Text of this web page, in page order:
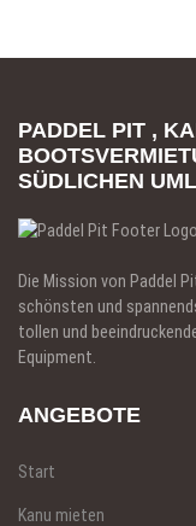
PADDEL PIT ,
SÜDLICHEN
Die Mission von Paddel
schönsten und
tollen und
Equipment.
ANGEBOTE
Start
Kanu mieten